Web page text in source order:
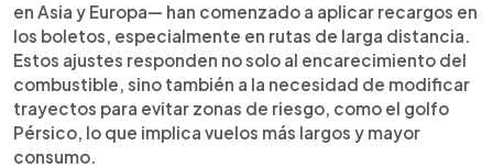
en Asia y Europa— han comenzado a aplicar recargos en
los boletos, especialmente en rutas de larga distancia.
Estos ajustes responden no solo al encarecimiento del
combustible, sino también a la necesidad de modificar
trayectos para evitar zonas de riesgo, como el golfo
Pérsico, lo que implica vuelos más largos y mayor
consumo.